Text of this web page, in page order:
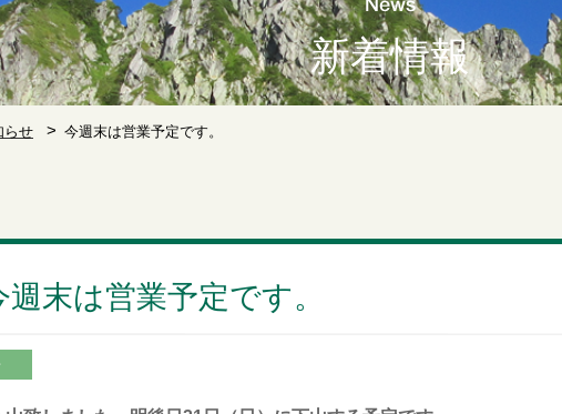
新着情報
らせ 今週末は営業予定です。
週末は営業予定です。